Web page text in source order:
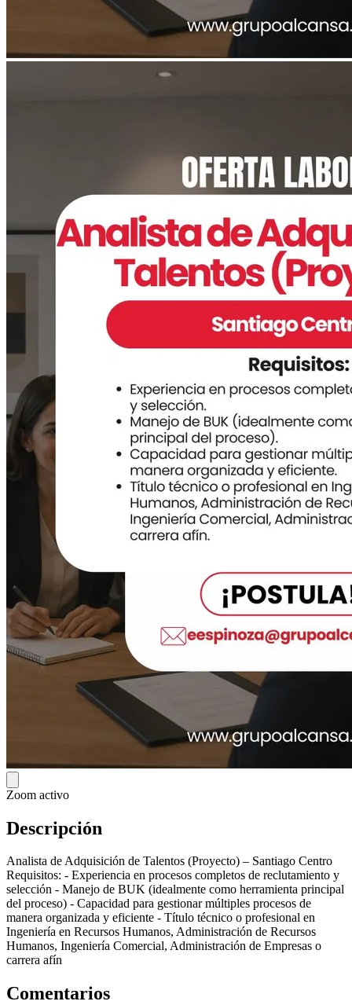
Zoom activo
Descripción
Analista de Adquisición de Talentos (Proyecto) – Santiago Centro
Requisitos: - Experiencia en procesos completos de reclutamiento y
selección - Manejo de BUK (idealmente como herramienta principal
del proceso) - Capacidad para gestionar múltiples procesos de
manera organizada y eficiente - Título técnico o profesional en
Ingeniería en Recursos Humanos, Administración de Recursos
Humanos, Ingeniería Comercial, Administración de Empresas o
carrera afín
Comentarios